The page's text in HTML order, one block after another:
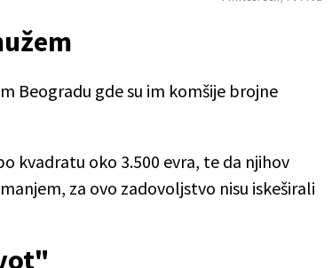
Beogradu gde su im komšije brojne
kvadratu oko 3.500 evra, te da njihov
za ovo zadovoljstvo nisu iskeširali